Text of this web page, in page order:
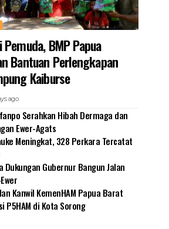
BMP Papua
Bantuan Perlengkapan
Kaiburse
ago
Serahkan Hibah Dermaga dan
Ewer-Agats
Meningkat, 328 Perkara Tercatat
Gubernur Bangun Jalan
Kanwil KemenHAM Papua Barat
P5HAM di Kota Sorong